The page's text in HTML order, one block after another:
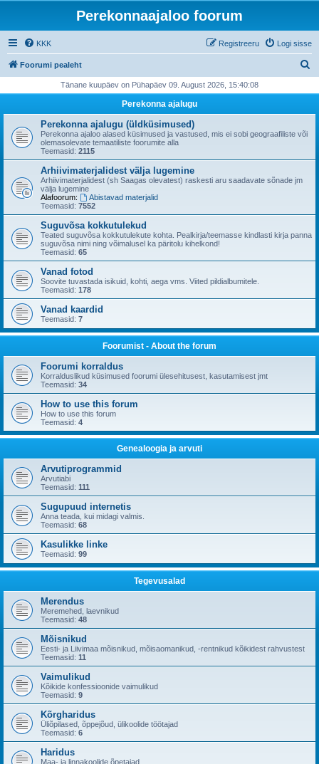
Perekonnaajaloo foorum
KKK Logi sisse
Registreeru
Foorumi pealeht
i
Tänane kuupäev on Pühapäev 09. August 2026, 15:40:08
Perekonna ajalugu
Perekonna ajalugu (üldküsimused)
Perekonna ajaloo alased küsimused ja vastused, mis ei sobi geograafiliste või
olemasolevate temaatiliste foorumite alla
Teemasid: 2115
Arhiivimaterjalidest välja lugemine
Arhiivimaterjalidest (sh Saagas olevatest) raskesti aru saadavate sõnade jm
välja lugemine
Alafoorum:
Abistavad materjalid
Teemasid: 7552
Suguvõsa kokkutulekud
Teated suguvõsa kokkutulekute kohta. Pealkirja/teemasse kindlasti kirja panna
suguvõsa nimi ning võimalusel ka päritolu kihelkond!
Teemasid: 65
Vanad fotod
Soovite tuvastada isikuid, kohti, aega vms. Viited pildialbumitele.
Teemasid: 178
Vanad kaardid
Teemasid: 7
Foorumist - About the forum
Foorumi korraldus
Korralduslikud küsimused foorumi ülesehitusest, kasutamisest jmt
Teemasid: 34
How to use this forum
How to use this forum
Teemasid: 4
Genealoogia ja arvuti
Arvutiprogrammid
Arvutiabi
Teemasid: 111
Sugupuud internetis
Anna teada, kui midagi valmis.
Teemasid: 68
Kasulikke linke
Teemasid: 99
Tegevusalad
Merendus
Meremehed, laevnikud
Teemasid: 48
Mõisnikud
Eesti- ja Liivimaa mõisnikud, mõisaomanikud, -rentnikud kõikidest rahvustest
Teemasid: 11
Vaimulikud
Kõikide konfessioonide vaimulikud
Teemasid: 9
Kõrgharidus
Üliõpilased, õppejõud, ülikoolide töötajad
Teemasid: 6
Haridus
Maa- ja linnakoolide õpetajad